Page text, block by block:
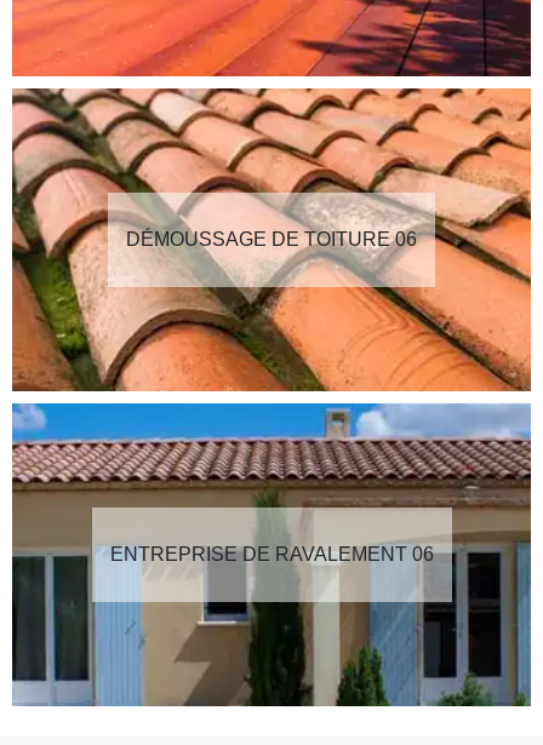
DÉMOUSSAGE DE TOITURE 06
ENTREPRISE DE RAVALEMENT 06